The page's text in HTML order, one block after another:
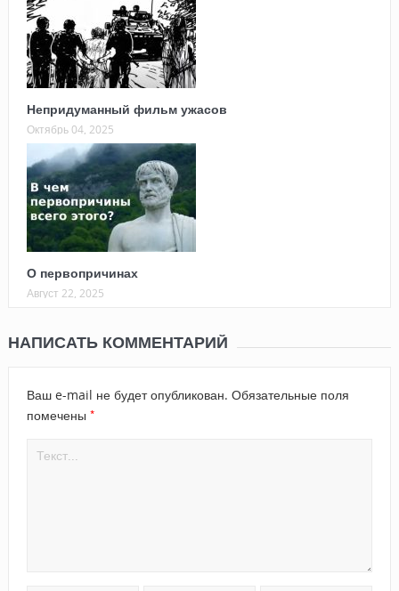
Непридуманный фильм ужасов
Октябрь 04, 2025
О первопричинах
Август 22, 2025
НАПИСАТЬ КОММЕНТАРИЙ
Ваш e-mail не будет опубликован. Обязательные поля
помечены *